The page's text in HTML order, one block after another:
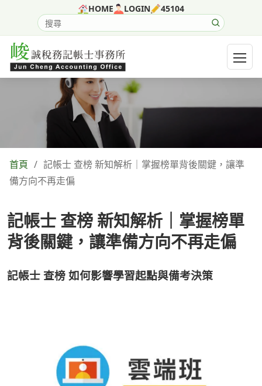
HOME LOGIN 45104
搜尋網站內容
開啟
首頁 / 記帳士 查榜 新知解析｜掌握榜單背後關鍵，讓準
備方向不再走偏
記帳士 查榜 新知解析｜掌握榜單
背後關鍵，讓準備方向不再走偏
記帳士 查榜 如何影響學習起點與備考決策